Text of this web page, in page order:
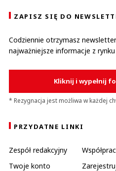
ZAPISZ SIĘ DO
Codziennie otrzymasz
najważniejsze informacje z rynku
Kliknij i wypełnij
* Rezygnacja jest możliwa w każdej
PRZYDATNE LINKI
Zespół redakcyjny
Twoje konto